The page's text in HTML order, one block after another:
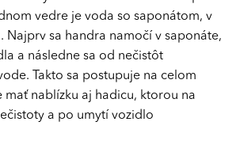
vedre je voda so saponátom, v
Najprv sa handra namočí v saponáte,
a následne sa od nečistôt
Takto sa postupuje na celom
mať nablízku aj hadicu, ktorou na
a po umytí vozidlo